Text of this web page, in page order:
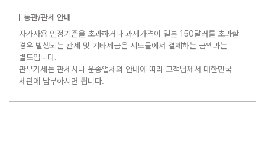
통관/관세 안내
자가사용 인정기준을 초과하거나 과세가격이 일본 150달러를 초과할
경우 발생되는 관세 및 기타세금은 시도몰에서 결제하는 금액과는
별도입니다.
관부가세는 관세사나 운송업체의 안내에 따라 고객님께서 대한민국
세관에 납부하시면 됩니다.